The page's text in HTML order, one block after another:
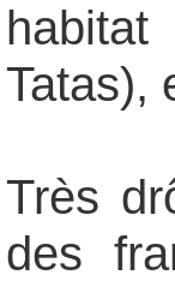
Tatas),
Très
des